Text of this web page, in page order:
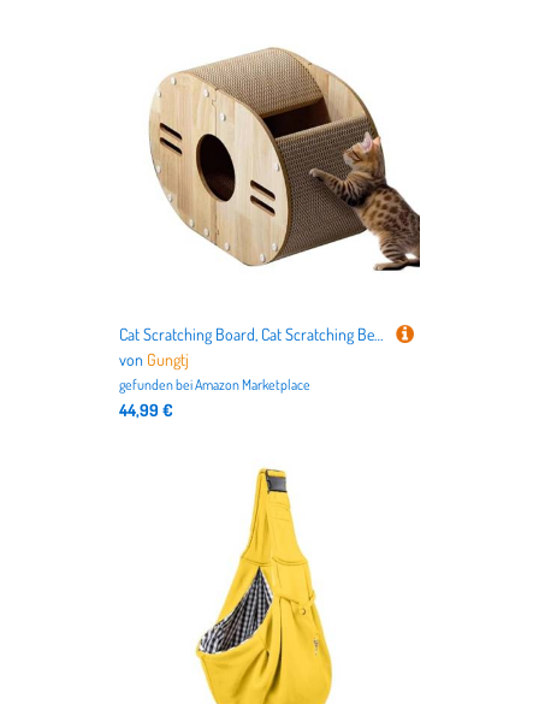
Cat Scratching Board, Cat Scratching Bed Pad, Kitten Grinding Lounge Scratcher, Wear Resistant, Furniture Protection for Small, Medium Pets, Sturdy Design, 22.44x15.35x10.83 Inches
von Gungtj
gefunden beiAmazon Marketplace
44,99 €